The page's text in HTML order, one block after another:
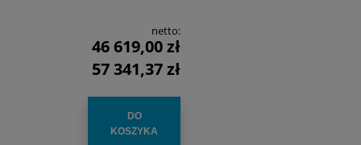
netto:
46 619,00 zł
57 341,37 zł
DO
KOSZYKA